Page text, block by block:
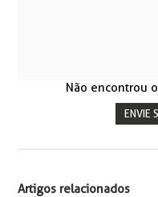
Não encontrou
ENVIE
Artigos relacionados